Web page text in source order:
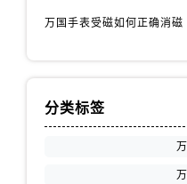
万国手表受磁如何正确消磁
分类标签